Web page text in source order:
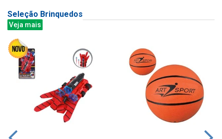
Seleção Brinquedos
Veja mais